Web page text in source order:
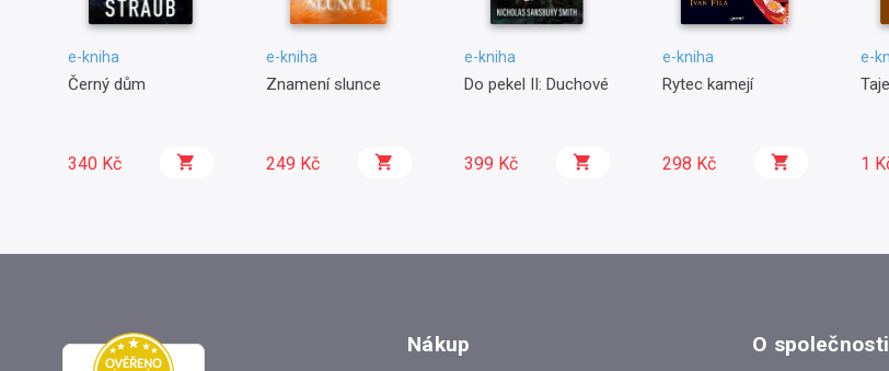
e-kniha
Černý dům
340 Kč
e-kniha
Znamení slunce
249 Kč
e-kniha
Do pekel II: Duchové
399 Kč
e-kniha
Rytec kamejí
298 Kč
e-
1
Nákup O společnosti